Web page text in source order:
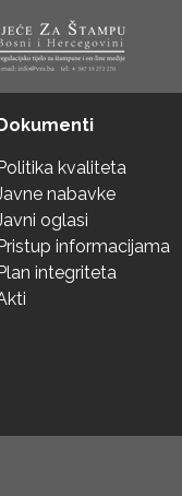
kvaliteta
nabavke
oglasi
informacijama
integriteta